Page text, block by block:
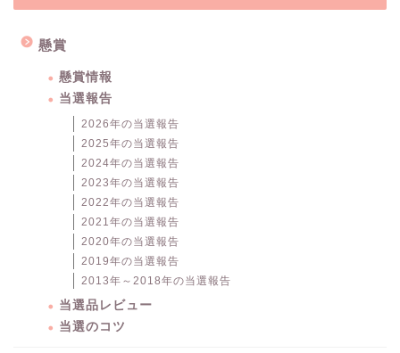
懸賞
懸賞情報
当選報告
2026年の当選報告
2025年の当選報告
2024年の当選報告
2023年の当選報告
2022年の当選報告
2021年の当選報告
2020年の当選報告
2019年の当選報告
2013年～2018年の当選報告
当選品レビュー
当選のコツ